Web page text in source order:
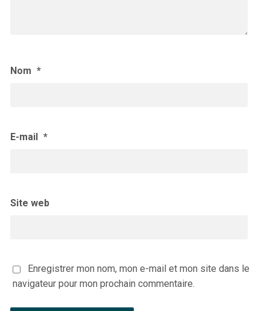
Nom *
E-mail *
Site web
Enregistrer mon nom, mon e-mail et mon site dans le
navigateur pour mon prochain commentaire.